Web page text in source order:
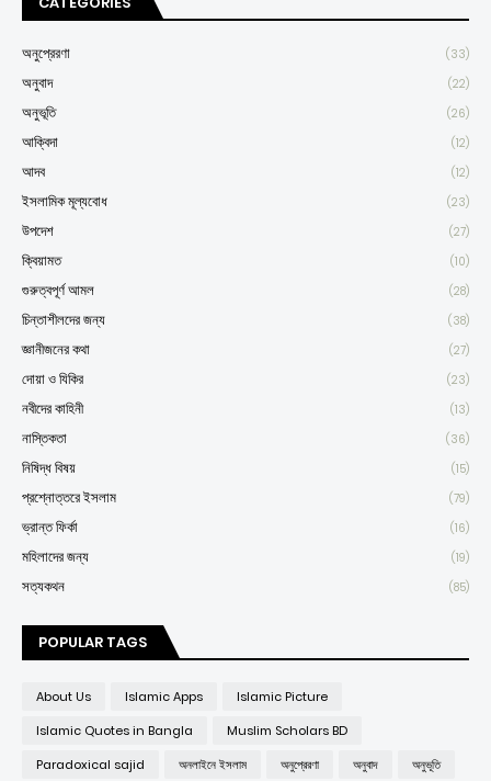
অনুপ্রেরণা (33)
অনুবাদ (22)
অনুভূতি (26)
আক্বিদা (12)
আদব (12)
ইসলামিক মূল্যবোধ (23)
উপদেশ (27)
ক্বিয়ামত (10)
গুরুত্বপূর্ণ আমল (28)
চিন্তাশীলদের জন্য (38)
জ্ঞানীজনের কথা (27)
দোয়া ও যিকির (23)
নবীদের কাহিনী (13)
নাস্তিকতা (36)
নিষিদ্ধ বিষয় (15)
প্রশ্নোত্তরে ইসলাম (79)
ভ্রান্ত ফির্কা (16)
মহিলাদের জন্য (19)
সত্যকথন (85)
POPULAR TAGS
About Us Islamic Apps
Islamic Picture
Islamic Quotes in Bangla
Muslim Scholars BD
Paradoxical sajid
অনলাইনে ইসলাম অনুপ্রেরণা অনুবাদ
অনুভূতি